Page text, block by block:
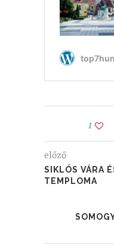
1
előző
SIKLÓS VÁRA
TEMPLOMA